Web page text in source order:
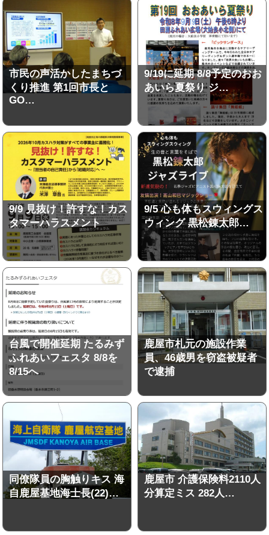
市民の声活かしたまちづ
くり推進 第1回市長と
GO…
9/19に延期 8/8予定のおお
あいら夏祭り ジ…
9/9 見抜け！許すな！カス
タマーハラスメント
9/5 心も体もスウィングス
ウィング 黒松錬太郎…
台風で開催延期 たるみず
ふれあいフェスタ 8/8を
8/15へ
鹿屋市札元の施設作業
員、46歳男を窃盗被疑者
で逮捕
同僚隊員の胸触りキス 海
自鹿屋基地海士長(22)…
鹿屋市 介護保険料2110人
分算定ミス 282人…